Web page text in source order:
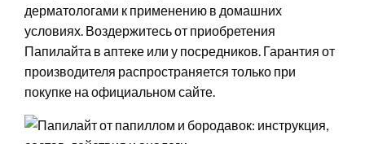
дерматологами к применению в домашних
условиях. Воздержитесь от приобретения
Папилайта в аптеке или у посредников. Гарантия от
производителя распространяется только при
покупке на официальном сайте.